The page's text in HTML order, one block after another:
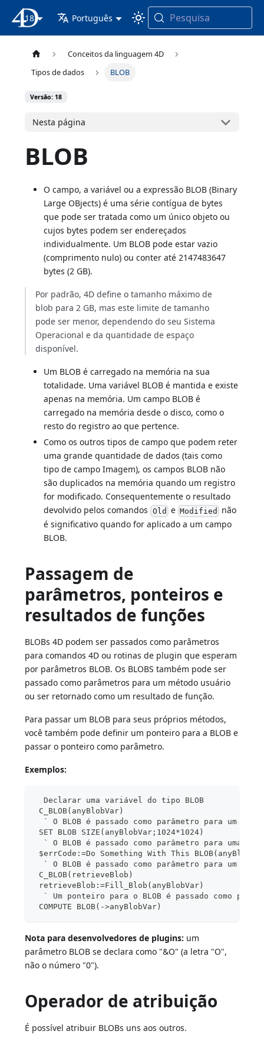
Documentação 4D
18 Português Pesquisa
Conceitos da linguagem 4D
Tipos de dados
BLOB
Versão: 18
Nesta página
BLOB
O campo, a variável ou a expressão BLOB (Binary
Large OBjects) é uma série contígua de bytes
que pode ser tratada como um único objeto ou
cujos bytes podem ser endereçados
individualmente. Um BLOB pode estar vazio
(comprimento nulo) ou conter até 2147483647
bytes (2 GB).
Por padrão, 4D define o tamanho máximo de
blob para 2 GB, mas este limite de tamanho
pode ser menor, dependendo do seu Sistema
Operacional e da quantidade de espaço
disponível.
Um BLOB é carregado na memória na sua
totalidade. Uma variável BLOB é mantida e existe
apenas na memória. Um campo BLOB é
carregado na memória desde o disco, como o
resto do registro ao que pertence.
Como os outros tipos de campo que podem reter
uma grande quantidade de dados (tais como
tipo de campo Imagem), os campos BLOB não
são duplicados na memória quando um registro
for modificado. Consequentemente o resultado
devolvido pelos comandos Old e Modified
não
é significativo quando for aplicado a um campo
BLOB.
Passagem de
parâmetros, ponteiros e
resultados de funções
BLOBs 4D podem ser passados como parâmetros
para comandos 4D ou rotinas de plugin que esperam
por parâmetros BLOB. Os BLOBS também pode ser
passado como parâmetros para um método usuário
ou ser retornado como um resultado de função.
Para passar um BLOB para seus próprios métodos,
você também pode definir um ponteiro para a BLOB e
passar o ponteiro como parâmetro.
Exemplos:
  Declarar uma variável do tipo BLOB
C_BLOB(anyBlobVar)
` O BLOB é passado como parâmetro para um
SET BLOB SIZE(anyBlobVar;1024*1024)
` O BLOB é passado como parâmetro para uma
$errCode:=Do Something With This
` O BLOB é passado como parâmetro para um
C_BLOB(retrieveBlob)
retrieveBlob:=Fill_Blob(anyBlobVar)
` Um ponteiro para o BLOB é passado como
COMPUTE BLOB(->anyBlobVar)
Nota para desenvolvedores de plugins: um
parâmetro BLOB se declara como "&O" (a letra "O",
não o número "0").
Operador de atribuição
É possível atribuir BLOBs uns aos outros.